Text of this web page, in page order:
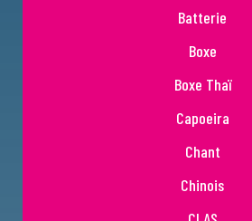
Batterie
Boxe
Boxe Thaï
Capoeira
Chant
Chinois